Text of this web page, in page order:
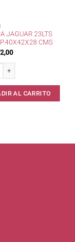
JAGUAR 23LTS
CMS
Jaguar 23lts
AL CARRITO